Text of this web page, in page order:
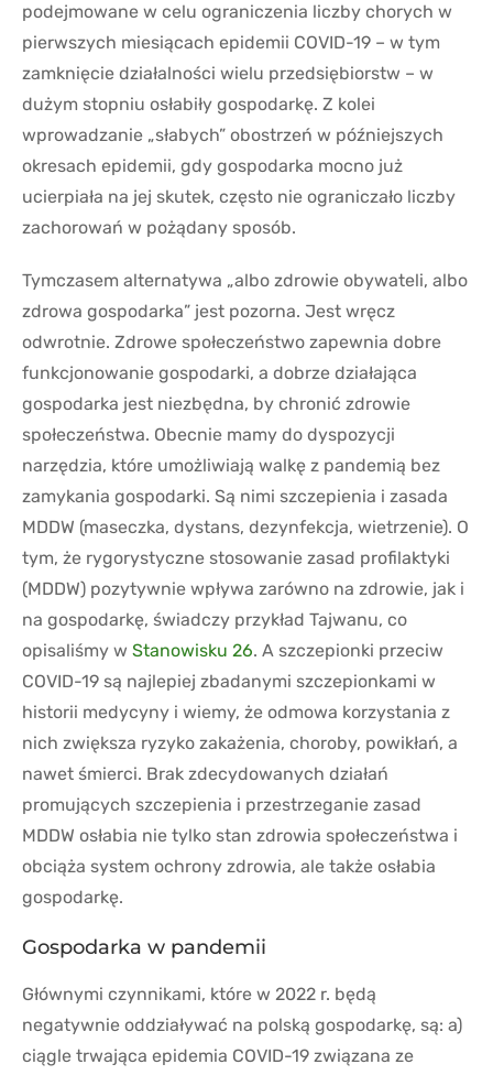
podejmowane w celu ograniczenia liczby chorych w
pierwszych miesiącach epidemii COVID-19 – w tym
zamknięcie działalności wielu przedsiębiorstw – w
dużym stopniu osłabiły gospodarkę. Z kolei
wprowadzanie „słabych” obostrzeń w późniejszych
okresach epidemii, gdy gospodarka mocno już
ucierpiała na jej skutek, często nie ograniczało liczby
zachorowań w pożądany sposób.
Tymczasem alternatywa „albo zdrowie obywateli, albo
zdrowa gospodarka” jest pozorna. Jest wręcz
odwrotnie. Zdrowe społeczeństwo zapewnia dobre
funkcjonowanie gospodarki, a dobrze działająca
gospodarka jest niezbędna, by chronić zdrowie
społeczeństwa. Obecnie mamy do dyspozycji
narzędzia, które umożliwiają walkę z pandemią bez
zamykania gospodarki. Są nimi szczepienia i zasada
MDDW (maseczka, dystans, dezynfekcja, wietrzenie). O
tym, że rygorystyczne stosowanie zasad profilaktyki
(MDDW) pozytywnie wpływa zarówno na zdrowie, jak i
na gospodarkę, świadczy przykład Tajwanu, co
opisaliśmy w Stanowisku 26. A szczepionki przeciw
COVID-19 są najlepiej zbadanymi szczepionkami w
historii medycyny i wiemy, że odmowa korzystania z
nich zwiększa ryzyko zakażenia, choroby, powikłań, a
nawet śmierci. Brak zdecydowanych działań
promujących szczepienia i przestrzeganie zasad
MDDW osłabia nie tylko stan zdrowia społeczeństwa i
obciąża system ochrony zdrowia, ale także osłabia
gospodarkę.
Gospodarka w pandemii
Głównymi czynnikami, które w 2022 r. będą
negatywnie oddziaływać na polską gospodarkę, są: a)
ciągle trwająca epidemia COVID-19 związana ze